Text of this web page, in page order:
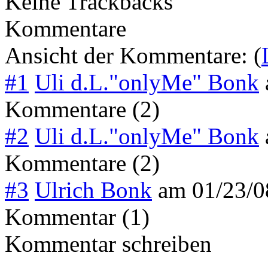
Kommentare
Ansicht der Kommentare: (
#1 Uli d.L."onlyMe" Bonk
Kommentare (2)
#2 Uli d.L."onlyMe" Bonk
Kommentare (2)
#3 Ulrich Bonk am 01/23/
Kommentar (1)
Kommentar schreiben